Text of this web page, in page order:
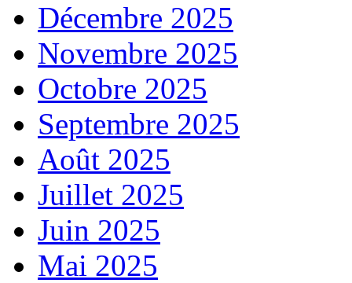
Décembre 2025
Novembre 2025
Octobre 2025
Septembre 2025
Août 2025
Juillet 2025
Juin 2025
Mai 2025